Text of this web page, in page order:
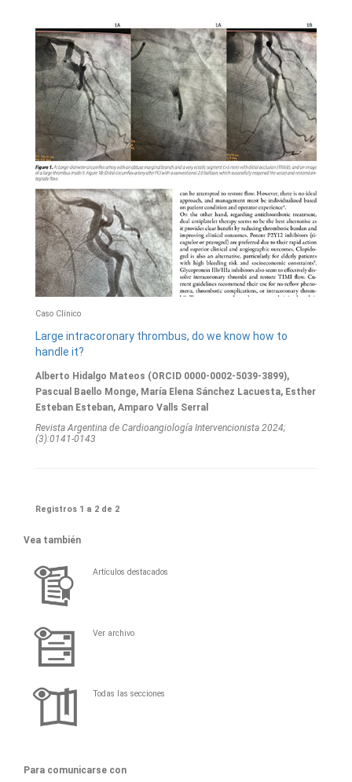
Caso Clínico
Large intracoronary thrombus, do we know how to
handle it?
Alberto Hidalgo Mateos (ORCID 0000-0002-5039-3899),
Pascual Baello Monge, María Elena Sánchez Lacuesta, Esther
Esteban Esteban, Amparo Valls Serral
Revista Argentina de Cardioangiologí­a Intervencionista 2024;
(3):0141-0143
Registros 1 a 2 de 2
Vea también
Artículos destacados
Ver archivo
Todas las secciones
Para comunicarse con